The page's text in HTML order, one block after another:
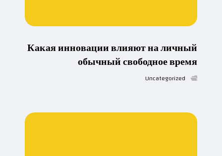
Какая инновации влияют на личный
обычный свободное время
Uncategorized